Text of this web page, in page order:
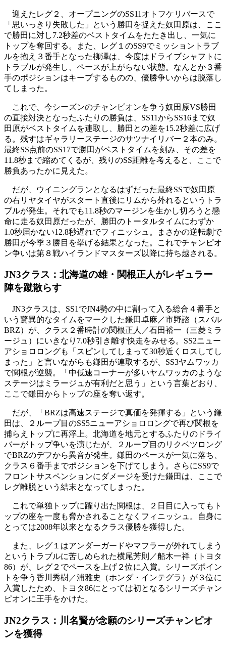
迎えたレグ２、オープニングのSS11オトフケリバースで
「思いっきり失敗した」という勝田を捉えた奴田原は、ここ
で勝田に対し7.2秒差のベストタイムをたたき出し、一気に
トップを奪回する。また、レグ１のSS9でミッショントラブ
ルを抱え３番手となった柳澤は、今度はドライブシャフトに
トラブルが発生し、ペースが上がらない状態。なんとか３番
手のポジションはキープするものの、優勝争いからは脱落し
てしまった。
これで、今シーズンのチャンピオンを争う奴田原VS勝田
の直接対決となったふたりの勝負は、SS11からSS16まで奴
田原がベストタイムを連取し、勝田との差を15.2秒差に広げ
る。残すはギャラリーステージのサツナイリバー２本のみ。
最終SS点前のSS17で勝田がベストタイムを刻み、その差を
11.8秒まで縮めてくるが、残りのSS距離を考えると、ここで
勝負あったかに見えた。
だが、ウイニングランとなるはずだった最終SSで奴田原
の右リヤタイヤがスタート直後にリムから外れるというトラ
ブルが発生。それでも11.8秒のマージンを生かし切ろうと懸
命に走る奴田原だったが、勝田のトータルタイムにわずか
1.0秒届かない12.8秒遅れでフィニッシュ。まさかの逆転劇で
勝田が今季３勝目を挙げる結果となった。これでチャンピオ
ン争いは第８戦ハイランドマスターズ以降に持ち越される。
JN3クラス：北海道の雄・関根正人がレギュラー
陣を蹴散らす
JN3クラスは、SS1でJN4勢の中に割って入る総合４番手と
いう驚異的なタイムをマークした鎌田卓麻／市野諮（スバル
BRZ）が、クラス２番時計の関根正人／石田裕一（三菱ミラ
ージュ）にいきなり7.0秒引き離す快走をみせる。SS2ニュー
アショロロングも「スピンしてしまって30秒近くロスしてし
まった」と言いながらも鎌田が連取するが、SS3ヤムワッカ
で関根が逆襲。「中低速コーナーが多いヤムワッカのような
ステージはミラージュが有利だと思う」という言葉どおり、
ここで鎌田からトップの座を奪い返す。
だが、「BRZは高速ステージで真価を発揮する」という鎌
田は、２ループ目のSS5ニューアショロロングで再び関根を
捕らえトップに再浮上。北海道を地元とするふたりのドライ
バーがトップ争いを演じたが、２ループ目のリクベツロング
でBRZのデフから異音が発生。鎌田のペースが一気に落ち、
クラス６番手までポジションを下げてしまう。さらにSS9で
フロントサスペンションにダメージを受けた鎌田は、ここで
レグ離脱という結末となってしまった。
これで単独トップに躍り出た関根は、２日目に入ってもト
ップの座を一度も脅かされることなくフィニッシュ。自身に
とっては2008年以来となるクラス優勝を獲得した。
また、レグ１はアンダーガードやマフラーが外れてしまう
というトラブルに苦しめられた横尾芳則／船木一祥（トヨタ
86）が、レグ２でペースを上げ２位に入賞。シリーズポイン
トを争う香川秀樹／浦雅史（ホンダ・インテグラ）が３位に
入賞したため、トヨタ86にとっては初となるシリーズチャン
ピオンに王手をかけた。
JN2クラス：川名賢が念願のシリーズチャンピオ
ンを獲得